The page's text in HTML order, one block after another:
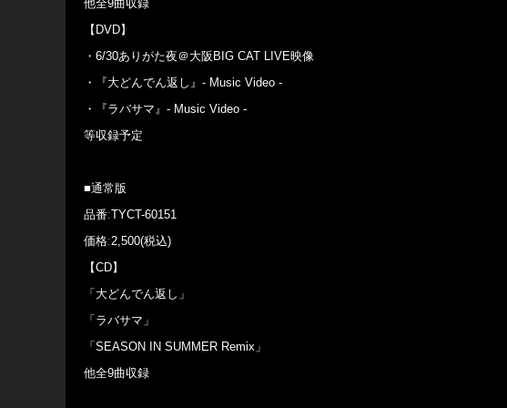
他全9曲収録
【DVD】
・6/30ありがた夜＠大阪BIG CAT LIVE映像
・『大どんでん返し』- Music Video -
・『ラバサマ』- Music Video -
等収録予定
■通常版
品番ːTYCT-60151
価格ː2,500(税込)
【CD】
「大どんでん返し」
「ラバサマ」
「SEASON IN SUMMER Remix」
他全9曲収録